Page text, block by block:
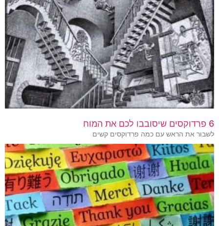
6 פרדוקסים שיסובבו לכם את המוח
לשבור את הראש עם כמה פרדוקסים קשים